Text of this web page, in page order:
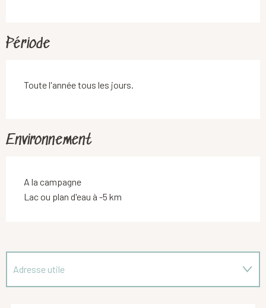
Période
Toute l'année tous les jours.
Environnement
A la campagne
Lac ou plan d'eau à -5 km
Adresse utile